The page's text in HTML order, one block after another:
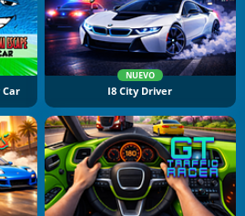
Car
NUEVO
I8 City Driver